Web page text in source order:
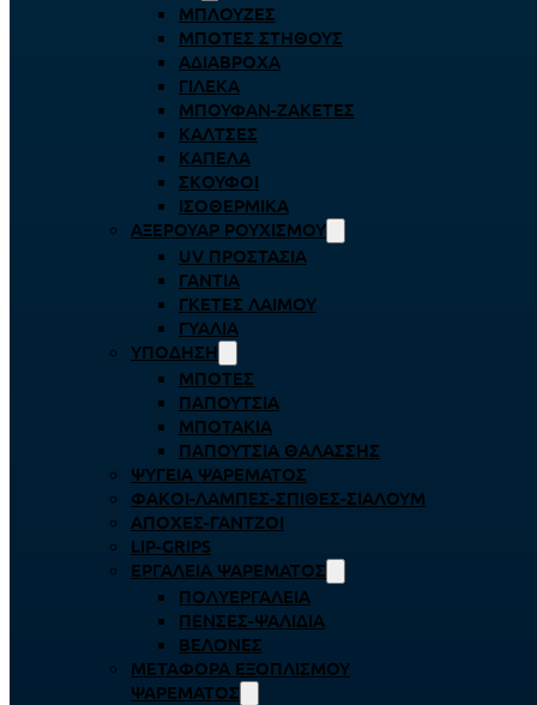
ΜΠΛΟΎΖΕΣ
ΜΠΌΤΕΣ ΣΤΉΘΟΥΣ
ΑΔΙΆΒΡΟΧΑ
ΓΙΛΈΚΑ
ΜΠΟΥΦΆΝ-ΖΑΚΈΤΕΣ
ΚΆΛΤΣΕΣ
ΚΑΠΈΛΑ
ΣΚΟΎΦΟΙ
ΙΣΟΘΕΡΜΙΚΆ
ΑΞΕΡΟΥΆΡ ΡΟΥΧΙΣΜΟΎ
UV ΠΡΟΣΤΑΣΊΑ
ΓΆΝΤΙΑ
ΓΚΈΤΕΣ ΛΑΊΜΟΥ
ΓΥΑΛΙΆ
ΥΠΌΔΗΣΗ
ΜΠΌΤΕΣ
ΠΑΠΟΎΤΣΙΑ
ΜΠΟΤΆΚΙΑ
ΠΑΠΟΎΤΣΙΑ ΘΑΛΆΣΣΗΣ
ΨΥΓΕΊΑ ΨΑΡΈΜΑΤΟΣ
ΦΑΚΟΊ-ΛΆΜΠΕΣ-ΣΠΊΘΕΣ-ΣΊΑΛΟΥΜ
ΑΠΌΧΕΣ-ΓΆΝΤΖΟΙ
LIP-GRIPS
EΡΓΑΛΕΊΑ ΨΑΡΈΜΑΤΟΣ
ΠΟΛΥΕΡΓΑΛΕΊΑ
ΠΈΝΣΕΣ-ΨΑΛΊΔΙΑ
ΒΕΛΌΝΕΣ
ΜΕΤΑΦΟΡΆ ΕΞΟΠΛΙΣΜΟΎ
ΨΑΡΈΜΑΤΟΣ